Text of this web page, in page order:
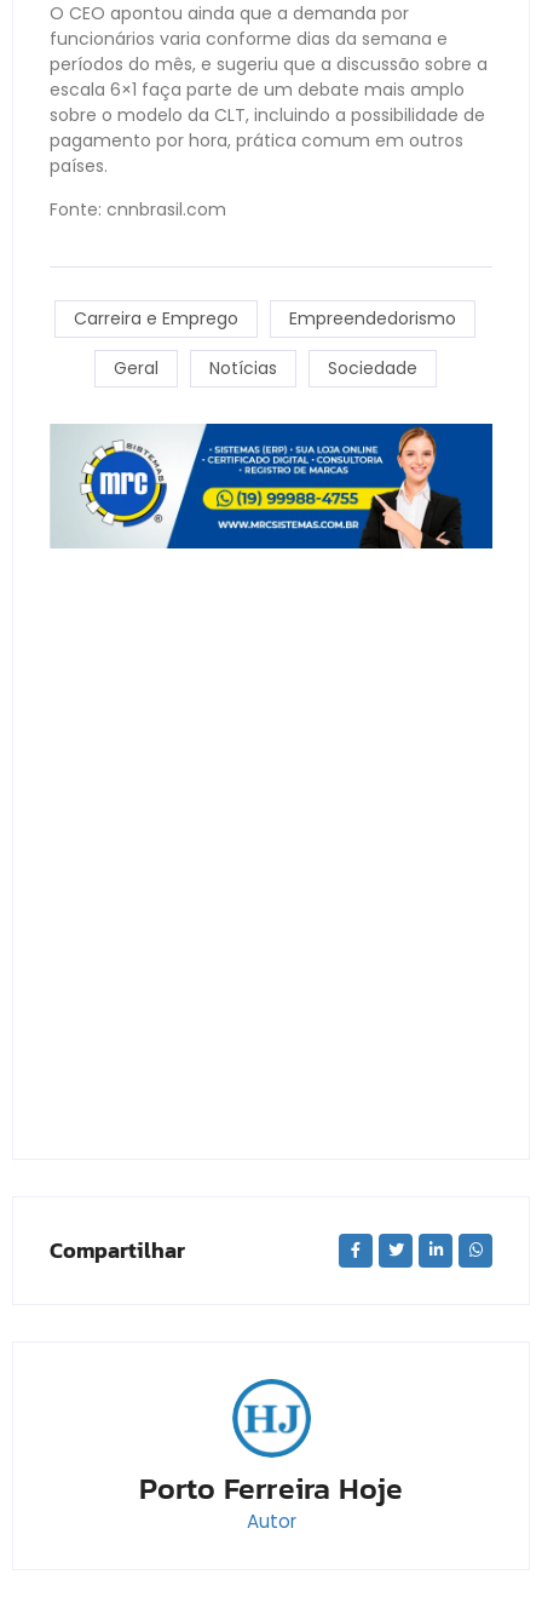
O CEO apontou ainda que a demanda por
funcionários varia conforme dias da semana e
períodos do mês, e sugeriu que a discussão sobre a
escala 6×1 faça parte de um debate mais amplo
sobre o modelo da CLT, incluindo a possibilidade de
pagamento por hora, prática comum em outros
países.
Fonte: cnnbrasil.com
Carreira e Emprego Empreendedorismo
Geral Notícias Sociedade
Compartilhar
Porto Ferreira Hoje
Autor